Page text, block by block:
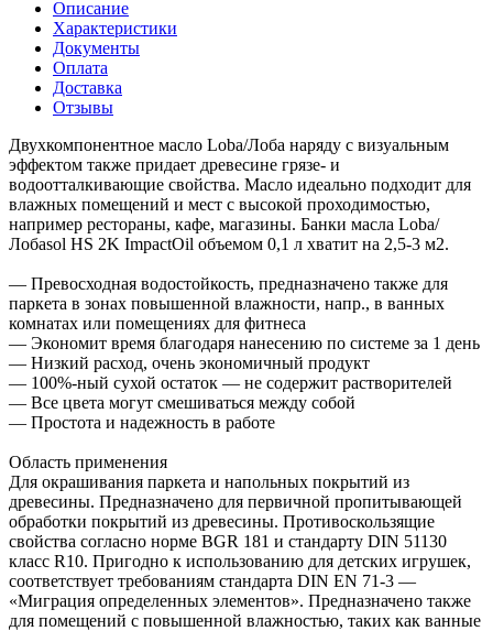
Описание
Характеристики
Документы
Оплата
Доставка
Отзывы
Двухкомпонентное масло Loba/Лоба наряду с визуальным
эффектом также придает древесине грязе- и
водоотталкивающие свойства. Масло идеально подходит для
влажных помещений и мест с высокой проходимостью,
например рестораны, кафе, магазины. Банки масла Loba/
Лобаsol HS 2K ImpactOil объемом 0,1 л хватит на 2,5-3 м2.
— Превосходная водостойкость, предназначено также для
паркета в зонах повышенной влажности, напр., в ванных
комнатах или помещениях для фитнеса
— Экономит время благодаря нанесению по системе за 1 день
— Низкий расход, очень экономичный продукт
— 100%-ный сухой остаток — не содержит растворителей
— Все цвета могут смешиваться между собой
— Простота и надежность в работе
Область применения
Для окрашивания паркета и напольных покрытий из
древесины. Предназначено для первичной пропитывающей
обработки покрытий из древесины. Противоскользящие
свойства согласно норме BGR 181 и стандарту DIN 51130
класс R10. Пригодно к использованию для детских игрушек,
соответствует требованиям стандарта DIN EN 71-3 —
«Миграция определенных элементов». Предназначено также
для помещений с повышенной влажностью, таких как ванные